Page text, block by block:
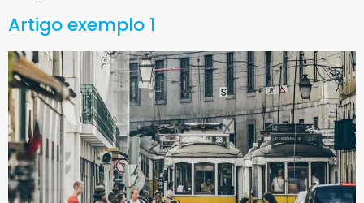
Artigo exemplo 1